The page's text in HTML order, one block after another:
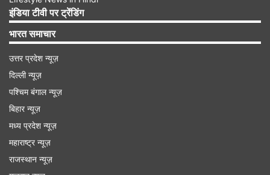
देर रात 12 बजकर 7 मिनट से रात 12 बजकर 47 मिनट तक
रहेगा।
इंडिया टीवी पर ट्रेंडिंग
भारत समाचार
उत्तर प्रदेश न्यूज़
दिल्ली न्यूज़
पश्चिम बंगाल न्यूज़
बिहार न्यूज़
मध्य प्रदेश न्यूज़
महाराष्ट्र न्यूज़
राजस्थान न्यूज़